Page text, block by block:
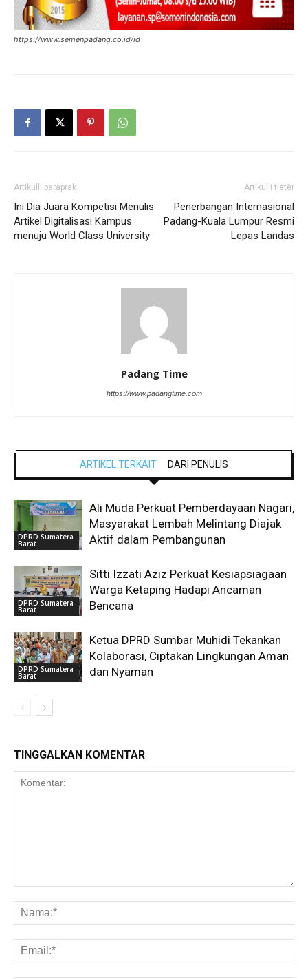
https://www.semenpadang.co.id/id
Artikulli paraprak
Ini Dia Juara Kompetisi Menulis
Artikel Digitalisasi Kampus
menuju World Class University
Artikulli tjetër
Penerbangan Internasional
Padang-Kuala Lumpur Resmi
Lepas Landas
Padang Time
https://www.padangtime.com
ARTIKEL TERKAIT DARI PENULIS
DPRD Sumatera
Barat
Ali Muda Perkuat Pemberdayaan Nagari,
Masyarakat Lembah Melintang Diajak
Aktif dalam Pembangunan
DPRD Sumatera
Barat
Sitti Izzati Aziz Perkuat Kesiapsiagaan
Warga Ketaping Hadapi Ancaman
Bencana
DPRD Sumatera
Barat
Ketua DPRD Sumbar Muhidi Tekankan
Kolaborasi, Ciptakan Lingkungan Aman
dan Nyaman
TINGGALKAN KOMENTAR